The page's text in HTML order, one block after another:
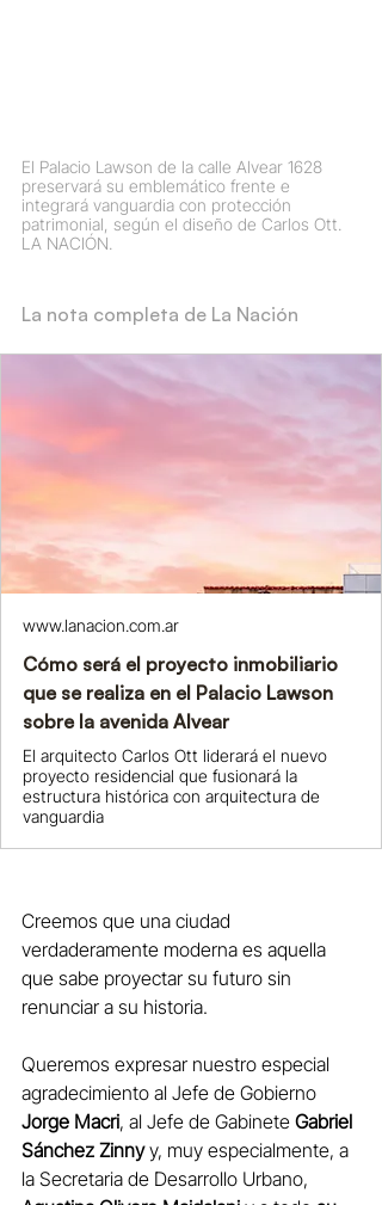
El Palacio Lawson de la calle Alvear 1628
preservará su emblemático frente e
integrará vanguardia con protección
patrimonial, según el diseño de Carlos Ott.
LA NACIÓN.
La nota completa de La Nación
www.lanacion.com.ar
Cómo será el proyecto inmobiliario
que se realiza en el Palacio Lawson
sobre la avenida Alvear
El arquitecto Carlos Ott liderará el nuevo
proyecto residencial que fusionará la
estructura histórica con arquitectura de
vanguardia
Creemos que una ciudad
verdaderamente moderna es aquella
que sabe proyectar su futuro sin
renunciar a su historia.
Queremos expresar nuestro especial
agradecimiento al Jefe de Gobierno
Jorge Macri, al Jefe de Gabinete Gabriel
Sánchez Zinny y, muy especialmente, a
la Secretaria de Desarrollo Urbano,